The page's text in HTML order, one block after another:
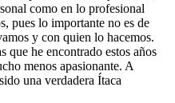
como en lo profesional
pues lo importante no es de
y con quien lo hacemos.
que he encontrado estos años
menos apasionante. A
una verdadera Ítaca